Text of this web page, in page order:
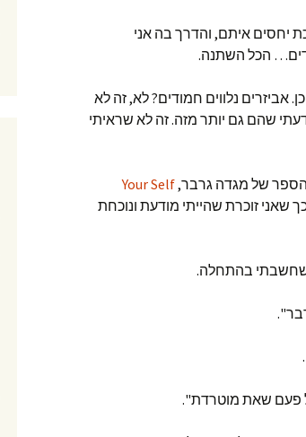
יחסים איתם, והדרך בה אני
הכל השתנה.
אביזרים נלווים חמודים? לא, זה לא
שהם גם יותר מזה. זה לא שראיתי
של מגדה גרבר,Your Self
שאני זוכרת שהייתי מודעת ונוכחת
שחשבתי בהתחלה.
פעם שאת מוטרדת".